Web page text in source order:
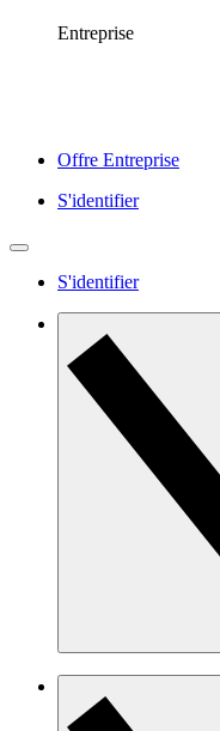
Entreprise
Offre Entreprise
S'identifier
S'identifier